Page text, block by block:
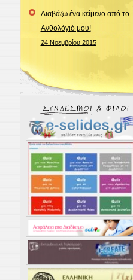
Διαβάζω ένα κείμενο από το
Ανθολόγιό μου!
24 Νοεμβρίου 2015